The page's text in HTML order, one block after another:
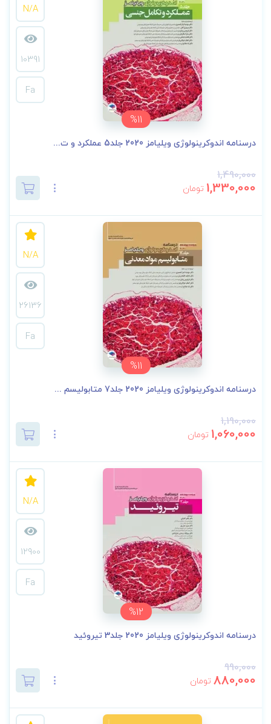
%11
N/A
10391
Fa
درسنامه اندوکرینولوژی ویلیامز 2020 جلد5 عملکرد و ت...
1,490,000
1,330,000 تومان
%11
N/A
26136
Fa
درسنامه اندوکرینولوژی ویلیامز 2020 جلد7 متابولیسم ...
1,190,000
1,060,000 تومان
%12
N/A
12900
Fa
درسنامه اندوکرینولوژی ویلیامز 2020 جلد3 تیروئید
990,000
880,000 تومان